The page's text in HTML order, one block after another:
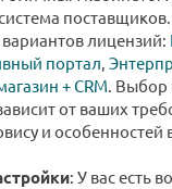
лицензий:
портал,
+ CRM. Выбор
от ваших
и особенностей
: У вас есть